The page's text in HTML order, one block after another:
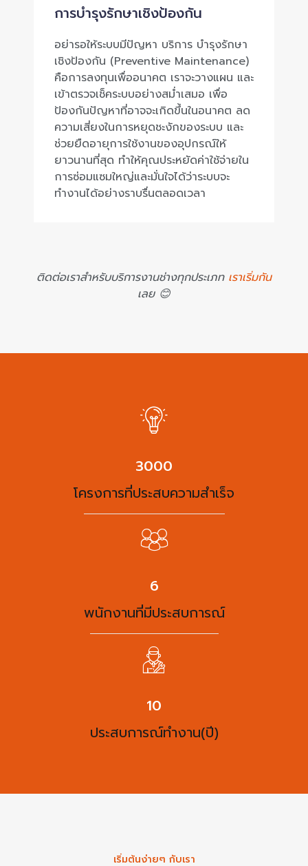
การบำรุงรักษาเชิงป้องกัน
อย่ารอให้ระบบมีปัญหา บริการ บำรุงรักษา
เชิงป้องกัน (Preventive Maintenance)
คือการลงทุนเพื่ออนาคต เราจะวางแผน และ
เข้าตรวจเช็คระบบอย่างสม่ำเสมอ เพื่อ
ป้องกันปัญหาที่อาจจะเกิดขึ้นในอนาคต ลด
ความเสี่ยงในการหยุดชะงักของระบบ และ
ช่วยยืดอายุการใช้งานของอุปกรณ์ให้
ยาวนานที่สุด ทำให้คุณประหยัดค่าใช้จ่ายใน
การซ่อมแซมใหญ่และมั่นใจได้ว่าระบบจะ
ทำงานได้อย่างราบรื่นตลอดเวลา
ติดต่อเราสำหรับบริการงานช่างทุกประเภท เราเริ่มกัน
เลย 😊
3900
โครงการที่ประสบความสำเร็จ
8
พนักงานที่มีประสบการณ์
13
ประสบการณ์ทำงาน(ปี)
เริ่มต้นง่ายๆ กับเรา